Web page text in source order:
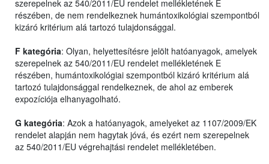
szerepelnek az 540/2011/EU rendelet mellékletének E
részében, de nem rendelkeznek humántoxikológiai szempontból
kizáró kritérium alá tartozó tulajdonsággal.
F kategória: Olyan, helyettesítésre jelölt hatóanyagok, amelyek
szerepelnek az 540/2011/EU rendelet mellékletének E
részében, humántoxikológiai szempontból kizáró kritérium alá
tartozó tulajdonsággal rendelkeznek, de ahol az emberek
expozíciója elhanyagolható.
G kategória: Azok a hatóanyagok, amelyeket az 1107/2009/EK
rendelet alapján nem hagytak jóvá, és ezért nem szerepelnek
az 540/2011/EU végrehajtási rendelet mellékletében.